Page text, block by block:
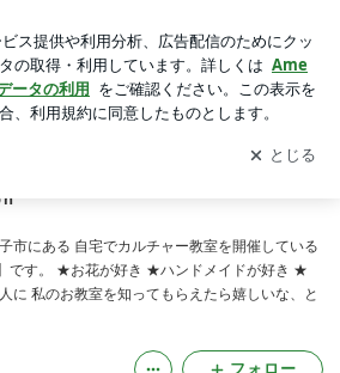
て ブログの更新通知
を受け取りまし
開く
市にある 自宅でカルチャー教室を開催している
です。 ★お花が好き ★ハンドメイドが好き ★
に 私のお教室を知ってもらえたら嬉しいな、と
フォロー